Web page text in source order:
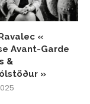
«
Avant-Garde
&
»